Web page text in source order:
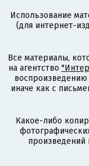
Использование
(для интернет-
Все материалы,
на агентство
иначе как с
Какое-либо
произведений